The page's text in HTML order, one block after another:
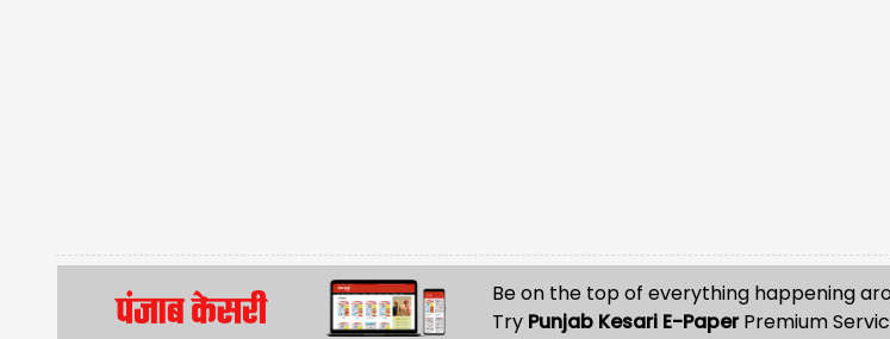
Be on the top of everything happening
Try Punjab Kesari E-PaperPremium